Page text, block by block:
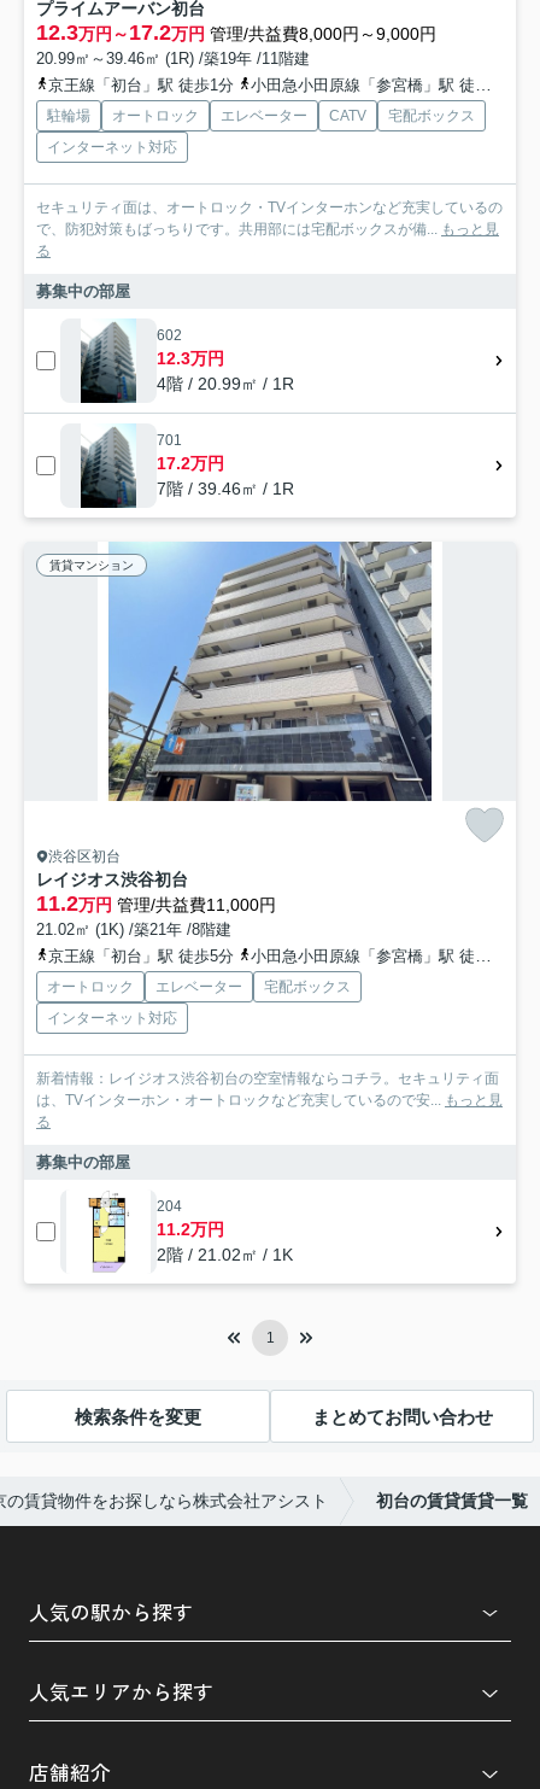
プライムアーバン初台
12.3万円～17.2万円 管理/共益費8,000円～9,000円
20.99㎡～39.46㎡ (1R) /築19年 /11階建
京王線「初台」駅 徒歩1分
小田急小田原線「参宮橋」駅 徒歩12分
駐輪場 オートロック エレベーター CATV
宅配ボックス
インターネット対応
セキュリティ面は、オートロック・TVインターホンなど充実しているの
で、防犯対策もばっちりです。共用部には宅配ボックスが備... もっと見
る
募集中の部屋
602
12.3万円
4階 / 20.99㎡ / 1R
701
17.2万円
7階 / 39.46㎡ / 1R
賃貸マンション
渋谷区初台
レイジオス渋谷初台
11.2万円 管理/共益費11,000円
21.02㎡ (1K) /築21年 /8階建
京王線「初台」駅 徒歩5分
小田急小田原線「参宮橋」駅 徒歩9分
オートロック エレベーター
宅配ボックス
インターネット対応
新着情報：レイジオス渋谷初台の空室情報ならコチラ。セキュリティ面
は、TVインターホン・オートロックなど充実しているので安... もっと見
る
募集中の部屋
204
11.2万円
2階 / 21.02㎡ / 1K
1
検索条件を変更 まとめてお問い合わせ
の賃貸物件をお探しなら株式会社アシスト 初台の賃貸賃貸一覧
人気の駅から探す
人気エリアから探す
店舗紹介